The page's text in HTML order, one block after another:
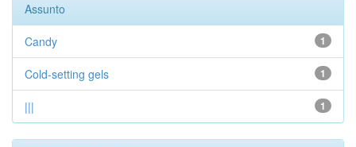
Assunto
1
Candy
1
Cold-setting gels
1
|||